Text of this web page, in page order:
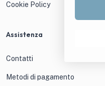
Cookie Policy
Assistenza
Contatti
Metodi di pagamento